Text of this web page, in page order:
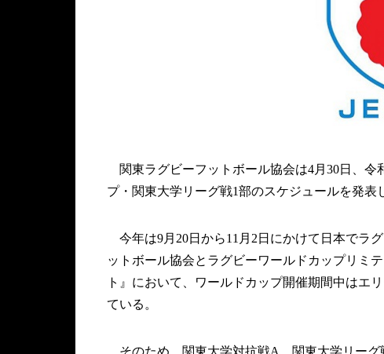
関東ラグビーフットボール協会は4月30日、令
プ・関東大学リーグ戦1部のスケジュールを発表
今年は9月20日から11月2日にかけて日本でラ
ットボール協会とラグビーワールドカップリミ
ト』において、ワールドカップ開催期間中はエ
ている。
そのため、関東大学対抗戦A、関東大学リーグ